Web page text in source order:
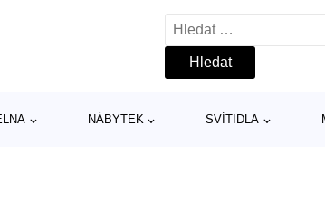
Vyhledávání
NÁBYTEK SVÍTIDLA